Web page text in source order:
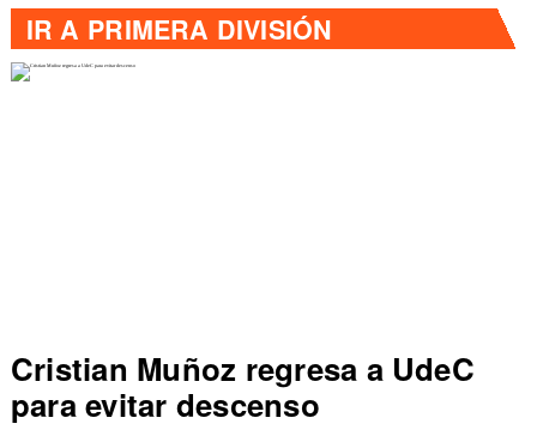
IR A PRIMERA DIVISIÓN
Cristian Muñoz regresa a UdeC
para evitar descenso